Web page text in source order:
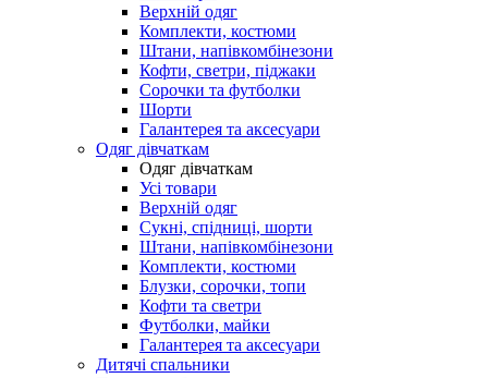
Верхній одяг
Комплекти, костюми
Штани, напівкомбінезони
Кофти, светри, піджаки
Сорочки та футболки
Шорти
Галантерея та аксесуари
Одяг дівчаткам
Одяг дівчаткам
Усі товари
Верхній одяг
Сукні, спідниці, шорти
Штани, напівкомбінезони
Комплекти, костюми
Блузки, сорочки, топи
Кофти та светри
Футболки, майки
Галантерея та аксесуари
Дитячі спальники